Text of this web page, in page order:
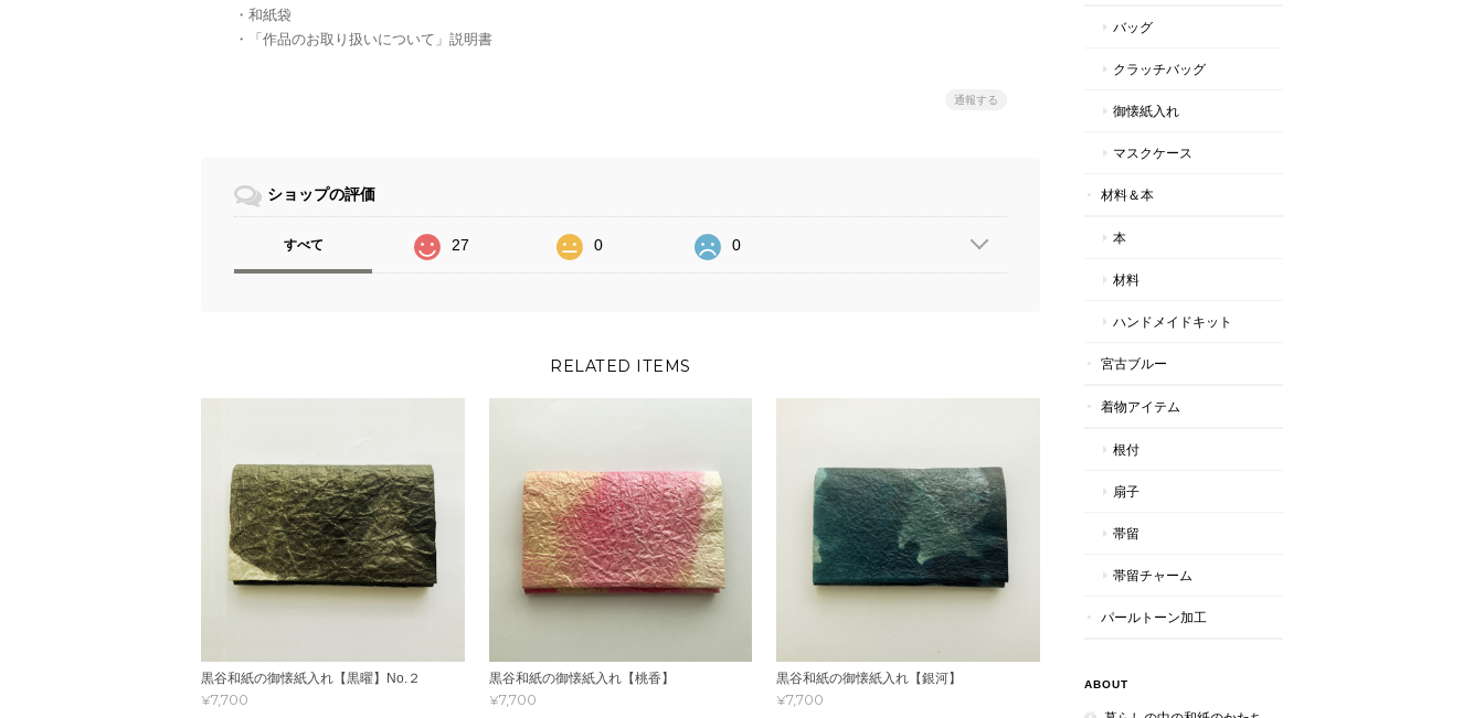
・和紙袋
・「作品のお取り扱いについて」説明書
通報する
ショップの評価
すべて 27 0 0
RELATED ITEMS
黒谷和紙の御懐紙入れ【黒曜】No.２
¥7,700
黒谷和紙の御懐紙入れ【桃香】
¥7,700
黒谷和紙の御懐紙入れ【銀河】
¥7,700
バッグ
クラッチバッグ
御懐紙入れ
マスクケース
材料＆本
本
材料
ハンドメイドキット
宮古ブルー
着物アイテム
根付
扇子
帯留
帯留チャーム
パールトーン加工
ABOUT